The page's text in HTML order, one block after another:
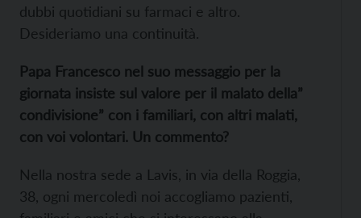
dubbi quotidiani su farmaci e altro.
Desideriamo una continuità.
Papa Francesco nel suo messaggio per la
giornata insiste sul valore per il malato della”
condivisione” con i familiari, con altri malati,
con voi volontari. Un commento?
Nella nostra sede a Lavis, in via della Roggia,
38, ogni mercoledì noi accogliamo pazienti,